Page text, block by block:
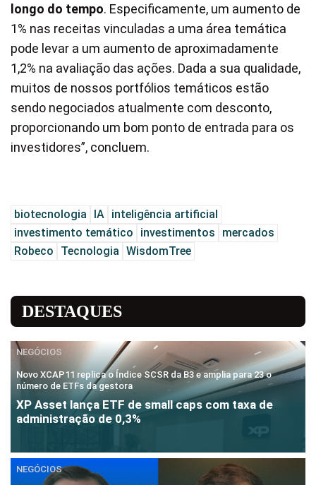
longo do tempo. Especificamente, um aumento de
1% nas receitas vinculadas a uma área temática
pode levar a um aumento de aproximadamente
1,2% na avaliação das ações. Dada a sua qualidade,
muitos de nossos portfólios temáticos estão
sendo negociados atualmente com desconto,
proporcionando um bom ponto de entrada para os
investidores”, concluem.
biotecnologia IA inteligência artificial
investimento temático
investimentos
mercados
Robeco
Tecnologia WisdomTree
DESTAQUES
NEGÓCIOS
Novo XCAP11 replica o Índice SCSR da B3 e amplia para 23 o
número de ETFs da gestora
XP Asset lança ETF de small caps com taxa de
administração de 0,3%
NEGÓCIOS